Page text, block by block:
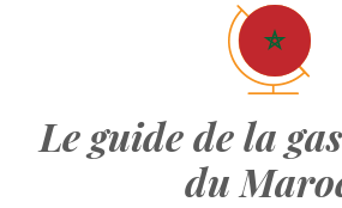
Le guide de la
du